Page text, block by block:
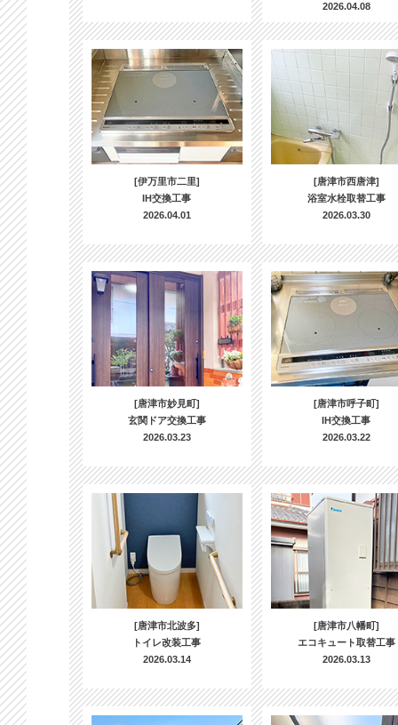
2026.04.08
[伊万里市二里]
IH交換工事
2026.04.01
[唐津市西唐津]
浴室水栓取替工事
2026.03.30
[唐津市妙見町]
玄関ドア交換工事
2026.03.23
[唐津市呼子町]
IH交換工事
2026.03.22
[唐津市北波多]
トイレ改装工事
2026.03.14
[唐津市八幡町]
エコキュート取替工事
2026.03.13